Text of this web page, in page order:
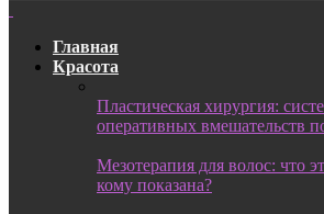
Главная
Красота
Пластическая хирургия:
оперативных вмешательств
Мезотерапия для волос: что
кому показана?